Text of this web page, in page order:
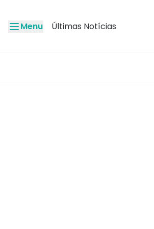
Menu Últimas Notícias